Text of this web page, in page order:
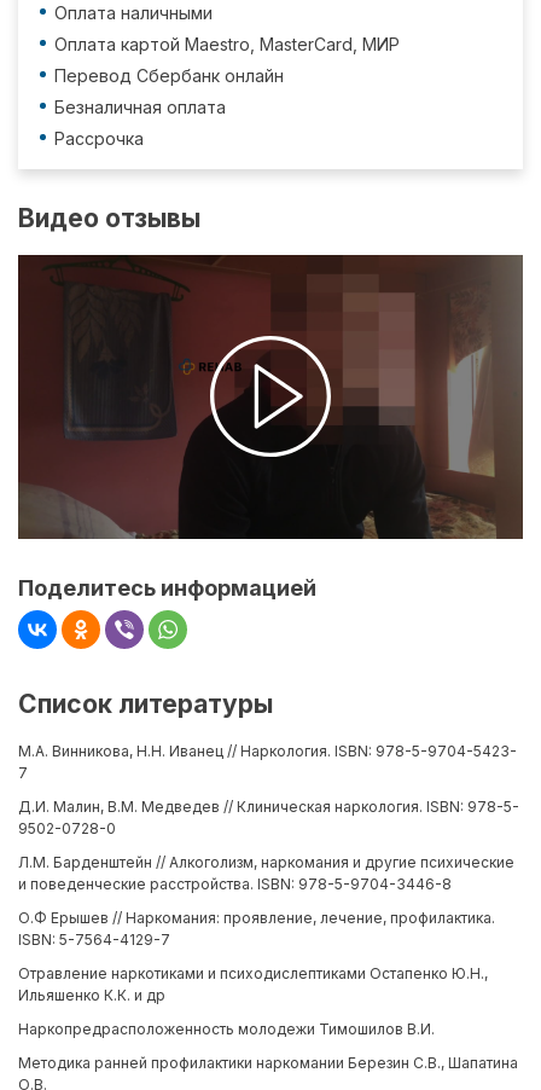
Оплата наличными
Оплата картой Maestro, MasterCard, МИР
Перевод Сбербанк онлайн
Безналичная оплата
Рассрочка
Видео отзывы
Поделитесь информацией
Список литературы
М.А. Винникова, Н.Н. Иванец // Наркология. ISBN: 978-5-9704-5423-
7
Д.И. Малин, В.М. Медведев // Клиническая наркология. ISBN: 978-5-
9502-0728-0
Л.М. Барденштейн // Алкоголизм, наркомания и другие психические
и поведенческие расстройства. ISBN: 978-5-9704-3446-8
О.Ф Ерышев // Наркомания: проявление, лечение, профилактика.
ISBN: 5-7564-4129-7
Отравление наркотиками и психодислептиками Остапенко Ю.Н.,
Ильяшенко К.К. и др
Наркопредрасположенность молодежи Тимошилов В.И.
Методика ранней профилактики наркомании Березин С.В., Шапатина
О.В.